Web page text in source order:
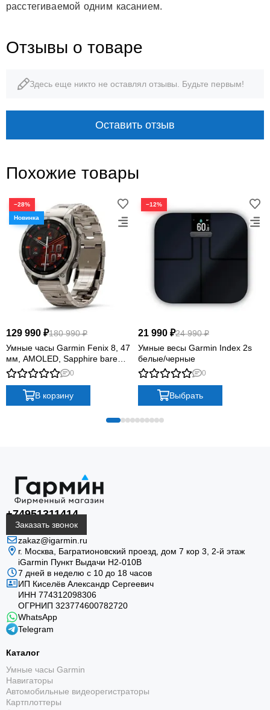
расстегиваемой одним касанием.
Отзывы о товаре
Здесь еще никто не оставлял отзывы. Будьте первым!
Оставить отзыв
Похожие товары
−28%
129 990 ₽180 990 ₽
Умные часы Garmin Fenix 8, 47
мм, AMOLED, Sapphire bare
Titanium, graphite with titanium
band plus graphite silicone band
0
В корзину
−12%
21 990 ₽24 990 ₽
Умные весы Garmin Index 2s
белые/черные
0
Выбрать
+74951311414
Заказать звонок
zakaz@igarmin.ru
г. Москва, Багратионовский проезд, дом 7 кор 3, 2-й этаж
iGarmin Пункт Выдачи Н2-010В
7 дней в неделю с 10 до 18 часов
ИП Киселёв Александр Сергеевич
ИНН 774312098306
ОГРНИП 323774600782720
WhatsApp
Telegram
Каталог
Умные часы Garmin
Навигаторы
Автомобильные видеорегистраторы
Картплоттеры